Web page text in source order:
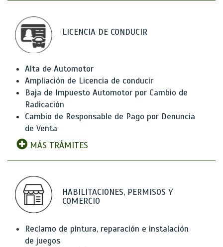
LICENCIA DE CONDUCIR
Alta de Automotor
Ampliación de Licencia de conducir
Baja de Impuesto Automotor por Cambio de
Radicación
Cambio de Responsable de Pago por Denuncia
de Venta
MÁS TRÁMITES
HABILITACIONES, PERMISOS Y
COMERCIO
Reclamo de pintura, reparación e instalación
de juegos